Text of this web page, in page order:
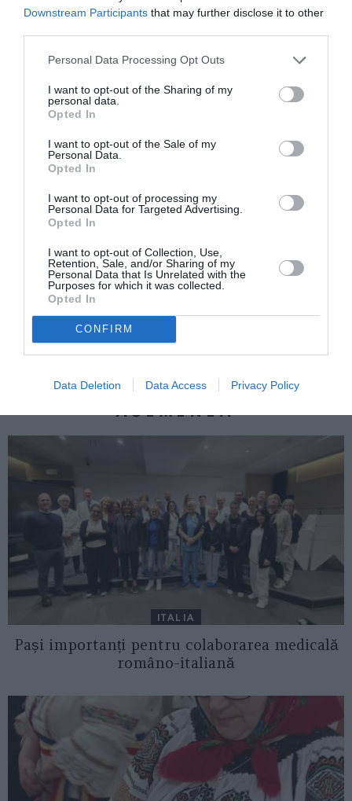
Downstream Participants that may further disclose it to other
Personal Data Processing Opt Outs
I want to opt-out of the Sharing of my
personal data.
Opted In
I want to opt-out of the Sale of my
Personal Data.
Opted In
I want to opt-out of processing my
Personal Data for Targeted Advertising.
Opted In
I want to opt-out of Collection, Use,
Retention, Sale, and/or Sharing of my
Personal Data that Is Unrelated with the
Purposes for which it was collected.
Opted In
CONFIRM
Data Deletion Data Access Privacy Policy
ROMANI IN ITALIA STIRI ITALIA
Român condamnat la 19 ani în Italia,
membru al organizației mafiote „Brigada”
România
Următorul articol
Sardinia, sfârșit cumplit pentru un român
de 53 de ani, prins de apele umflate în
urma unei furtuni violente
AȚI PUTEA DORI DE
ASEMENEA
ITALIA
Pași importanți pentru colaborarea medicală
româno-italiană